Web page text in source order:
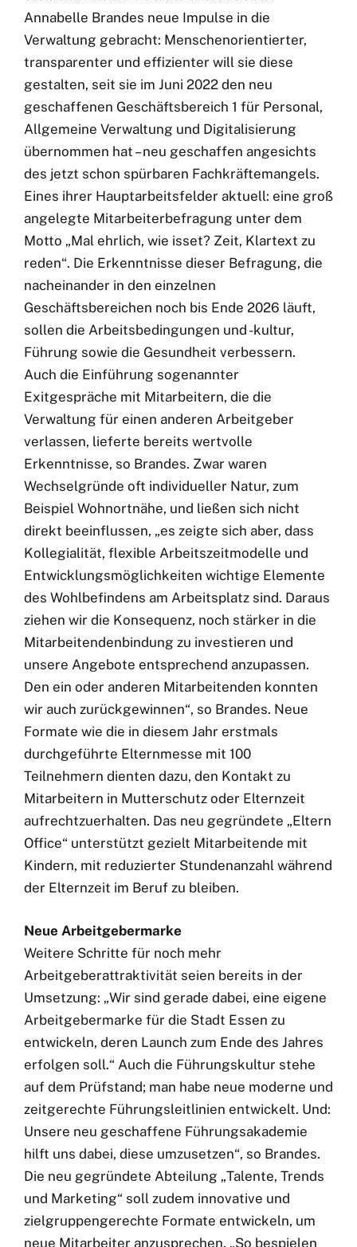
Annabelle Brandes neue Impulse in die
Verwaltung gebracht: Menschenorientierter,
transparenter und effizienter will sie diese
gestalten, seit sie im Juni 2022 den neu
geschaffenen Geschäftsbereich 1 für Personal,
Allgemeine Verwaltung und Digitalisierung
übernommen hat – neu geschaffen angesichts
des jetzt schon spürbaren Fachkräftemangels.
Eines ihrer Hauptarbeitsfelder aktuell: eine groß
angelegte Mitarbeiterbefragung unter dem
Motto „Mal ehrlich, wie isset? Zeit, Klartext zu
reden“. Die Erkenntnisse dieser Befragung, die
nacheinander in den einzelnen
Geschäftsbereichen noch bis Ende 2026 läuft,
sollen die Arbeitsbedingungen und -kultur,
Führung sowie die Gesundheit verbessern.
Auch die Einführung sogenannter
Exitgespräche mit Mitarbeitern, die die
Verwaltung für einen anderen Arbeitgeber
verlassen, lieferte bereits wertvolle
Erkenntnisse, so Brandes. Zwar waren
Wechselgründe oft individueller Natur, zum
Beispiel Wohnortnähe, und ließen sich nicht
direkt beeinflussen, „es zeigte sich aber, dass
Kollegialität, flexible Arbeitszeitmodelle und
Entwicklungsmöglichkeiten wichtige Elemente
des Wohlbefindens am Arbeitsplatz sind. Daraus
ziehen wir die Konsequenz, noch stärker in die
Mitarbeitendenbindung zu investieren und
unsere Angebote entsprechend anzupassen.
Den ein oder anderen Mitarbeitenden konnten
wir auch zurückgewinnen“, so Brandes. Neue
Formate wie die in diesem Jahr erstmals
durchgeführte Elternmesse mit 100
Teilnehmern dienten dazu, den Kontakt zu
Mitarbeitern in Mutterschutz oder Elternzeit
aufrechtzuerhalten. Das neu gegründete „Eltern
Office“ unterstützt gezielt Mitarbeitende mit
Kindern, mit reduzierter Stundenanzahl während
der Elternzeit im Beruf zu bleiben.
Neue Arbeitgebermarke
Weitere Schritte für noch mehr
Arbeitgeberattraktivität seien bereits in der
Umsetzung: „Wir sind gerade dabei, eine eigene
Arbeitgebermarke für die Stadt Essen zu
entwickeln, deren Launch zum Ende des Jahres
erfolgen soll.“ Auch die Führungskultur stehe
auf dem Prüfstand; man habe neue moderne und
zeitgerechte Führungsleitlinien entwickelt. Und:
Unsere neu geschaffene Führungsakademie
hilft uns dabei, diese umzusetzen“, so Brandes.
Die neu gegründete Abteilung „Talente, Trends
und Marketing“ soll zudem innovative und
zielgruppengerechte Formate entwickeln, um
neue Mitarbeiter anzusprechen. „So bespielen